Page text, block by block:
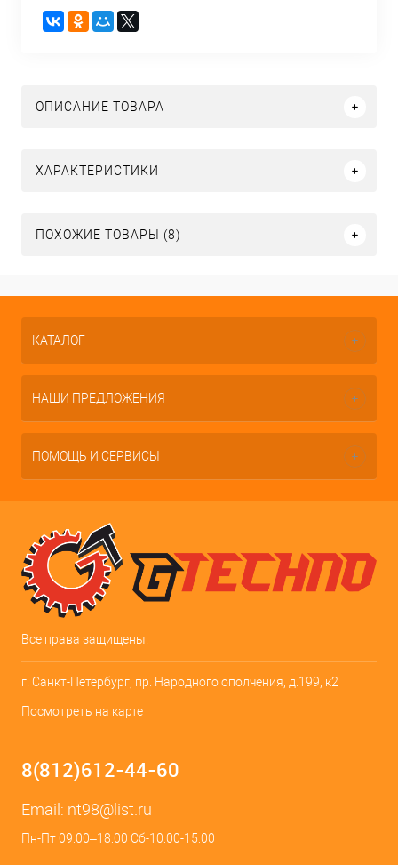
ОПИСАНИЕ ТОВАРА
ХАРАКТЕРИСТИКИ
ПОХОЖИЕ ТОВАРЫ (8)
КАТАЛОГ
НАШИ ПРЕДЛОЖЕНИЯ
ПОМОЩЬ И СЕРВИСЫ
Все права защищены.
г. Санкт-Петербург, пр. Народного ополчения, д.199, к2
Посмотреть на карте
8(812)612-44-60
Email: nt98@list.ru
Пн-Пт 09:00–18:00 Сб-10:00-15:00